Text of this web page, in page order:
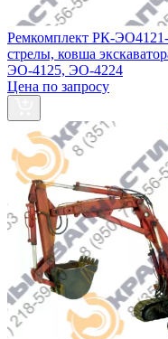
Ремкомплект РК-
стрелы, ковша
ЭО‑4125, ЭО‑4224
Цена по запросу